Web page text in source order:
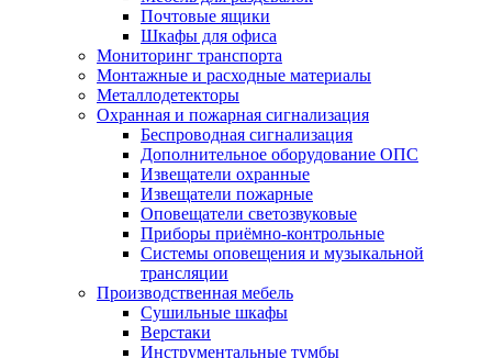
Почтовые ящики
Шкафы для офиса
Мониторинг транспорта
Монтажные и расходные материалы
Металлодетекторы
Охранная и пожарная сигнализация
Беспроводная сигнализация
Дополнительное оборудование ОПС
Извещатели охранные
Извещатели пожарные
Оповещатели светозвуковые
Приборы приёмно-контрольные
Системы оповещения и музыкальной
трансляции
Производственная мебель
Cушильные шкафы
Верстаки
Инструментальные тумбы